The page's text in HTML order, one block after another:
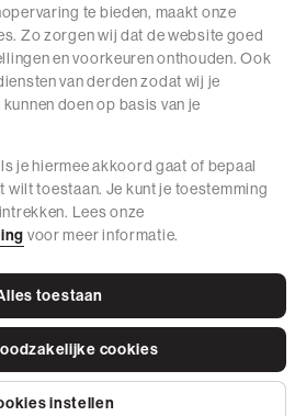
uur tot 18.00 uur.
Algemene Voorwaarden
te bieden, maakt onze
Zo zorgen wij dat de website goed
en voorkeuren onthouden. Ook
van derden zodat wij je
doen op basis van je
je hiermee akkoord gaat of bepaal
wilt toestaan. Je kunt je toestemming
Lees onze
voor meer informatie.
toestaan
cookies
instellen